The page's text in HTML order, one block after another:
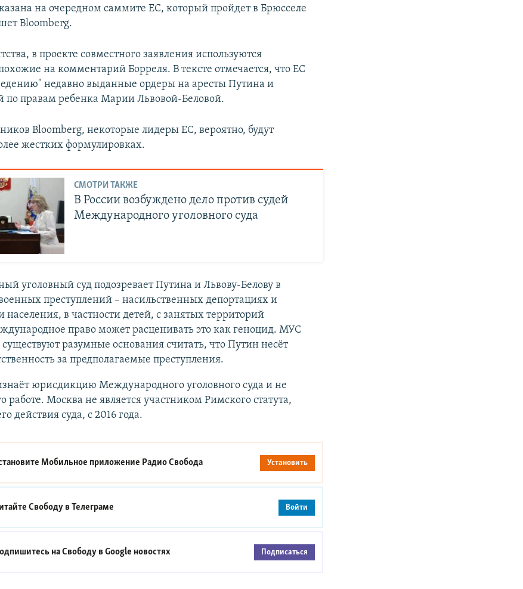
на очередном саммите ЕС, который пройдет в Брюсселе
Bloomberg.
в проекте совместного заявления используются
на комментарий Борреля. В тексте отмечается, что ЕС
недавно выданные ордеры на аресты Путина и
по правам ребенка Марии Львовой-Беловой.
Bloomberg, некоторые лидеры ЕС, вероятно, будут
жестких формулировках.
СМОТРИ ТАКЖЕ
В России возбуждено дело против судей
Международного уголовного суда
уголовный суд подозревает Путина и Львову-Белову в
преступлений – насильственных депортациях и
в частности детей, с занятых территорий
право может расценивать это как геноцид. МУС
существуют разумные основания считать, что Путин несёт
за предполагаемые преступления.
юрисдикцию Международного уголовного суда и не
работе. Москва не является участником Римского статута,
действия суда, с 2016 года.
Мобильное приложение Радио Свобода Установить
Свободу вТелеграме Войти
на Свободу вGoogle новостях Подписаться